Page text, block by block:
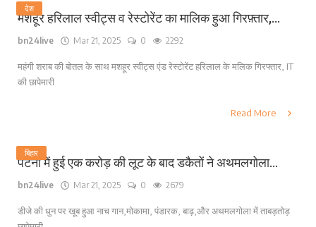
देश
मशहूर हरिलाल स्वीट्स व रेस्टोरेंट का मालिक हुआ गिरफ़्तार,...
bn24live Mar 21, 2025 0 2292
महंगी शराब की बोतल के साथ मशहूर स्वीट्स एंड रेस्टोरेंट हरिलाल के मलिक गिरफ्तार, IT
की छापेमारी
Read More
बिहार
पटना में हुई एक करोड़ की लूट के बाद डकैतों ने अथमलगोला...
bn24live Mar 21, 2025 0 2679
डीजे की धुन पर खूब हुआ नाच गान,मोकामा, पंडारक, बाढ़,और अथमलगोला में ताबड़तोड़